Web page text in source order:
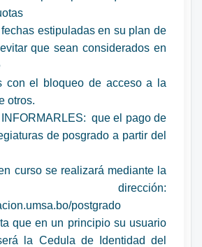
estipuladas en su plan de
que sean considerados en
con el bloqueo de acceso a la
otros.
que el pago de
de posgrado a partir del
curso se realizará mediante la
dirección:
postgrado
que en un principio su usuario
la Cedula de Identidad del